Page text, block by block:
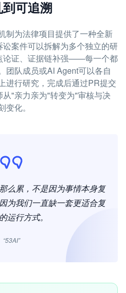
可追溯
制为法律项目提供了一种全新
案件可以拆解为多个独立的研
论证、证据链补强——每一个都
团队成员或AI Agent可以各自
进行研究，完成后通过PR提交
"亲力亲为"转变为"审核与决
化。
么累，不是因为事情本身复
为我们一直缺一套更适合复
运行方式。
“53AI”